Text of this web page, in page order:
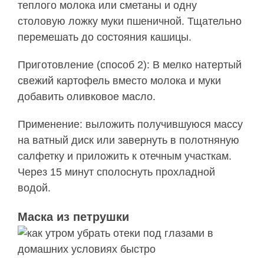
теплого молока или сметаны и одну
столовую ложку муки пшеничной. Тщательно
перемешать до состояния кашицы.
Приготовление (способ 2): В мелко натертый
свежий картофель вместо молока и муки
добавить оливковое масло.
Применение: выложить получившуюся массу
на ватный диск или завернуть в полотняную
салфетку и приложить к отечным участкам.
Через 15 минут сполоснуть прохладной
водой.
Маска из петрушки